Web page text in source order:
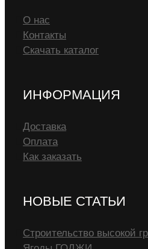
О нас
Контакты
Скачать каталог
ИНФОРМАЦИЯ
Доставка
Оплата
Как заказать
НОВЫЕ СТАТЬИ
Строительство высокой